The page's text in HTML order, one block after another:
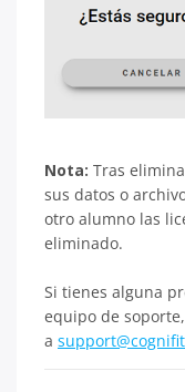
Nota: Tras
sus datos o
otro alumno las
eliminado.
Si tienes alguna
equipo de
a